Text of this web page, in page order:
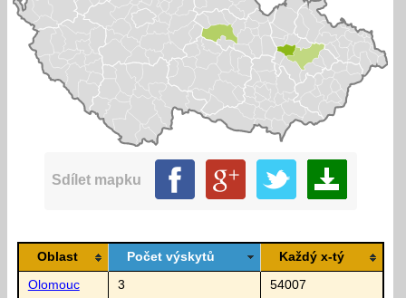
Sdílet mapku
Oblast Počet výskytů Každý x-tý
Olomouc 3 54007